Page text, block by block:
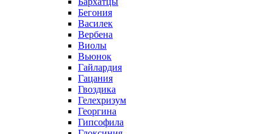
Бегония
Василек
Вербена
Виолы
Вьюнок
Гайлардия
Гацания
Гвоздика
Гелехризум
Георгина
Гипсофила